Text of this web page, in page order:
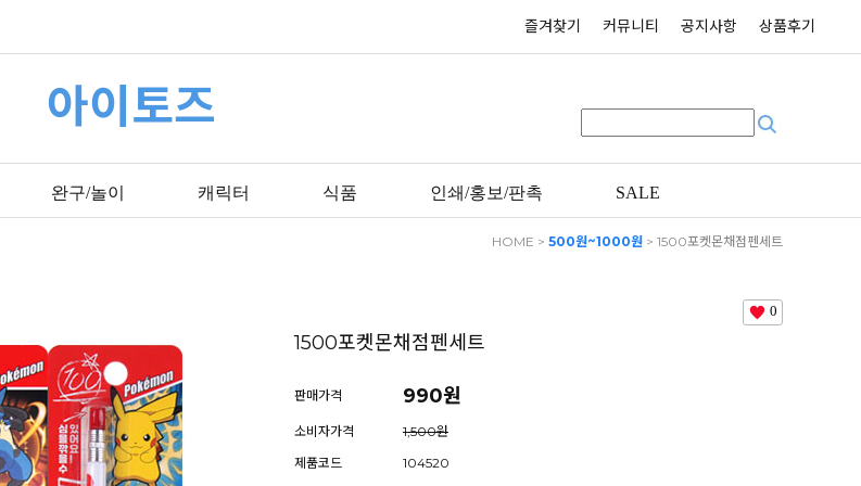
즐겨찾기 커뮤니티 공지사항 상품후기
아이토즈
완구/놀이 캐릭터 식품 인쇄/홍보/판촉 SALE
HOME > 500원~1000원 > 1500포켓몬채점펜세트
0
1500포켓몬채점펜세트
판매가격 990원
소비자가격
1,500원
제품코드
104520